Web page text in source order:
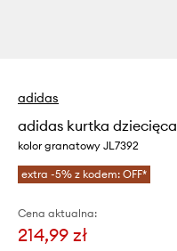
adidas
adidas kurtka dziecięca
kolor granatowy JL7392
extra -5% z kodem: OFF*
Cena aktualna:
214,99 zł